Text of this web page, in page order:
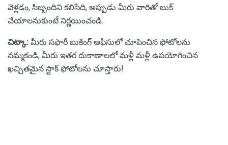
వెళ్లడం, సిబ్బందిని కలిసేది, అప్పుడు మీరు వారితో బుక్
చేయాలనుకుంటే నిర్ణయించండి.
చిట్కా: మీరు సఫారీ బుకింగ్ ఆఫీసులో చూపించిన ఫోటోలను
నమ్మకండి; మీరు ఇతర దుకాణాలలో మళ్లీ మళ్లీ ఉపయోగించిన
ఖచ్చితమైన స్టాక్ ఫోటోలను చూస్తారు!